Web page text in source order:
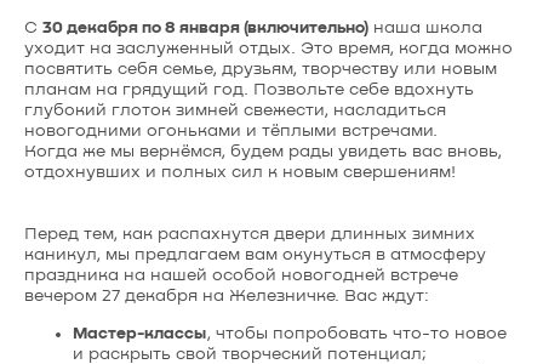
С 30 декабря по 8 января (включительно) наша школа
уходит на заслуженный отдых. Это время, когда можно
посвятить себя семье, друзьям, творчеству или новым
планам на грядущий год. Позвольте себе вдохнуть
глубокий глоток зимней свежести, насладиться
новогодними огоньками и тёплыми встречами.
Когда же мы вернёмся, будем рады увидеть вас вновь,
отдохнувших и полных сил к новым свершениям!
Перед тем, как распахнутся двери длинных зимних
каникул, мы предлагаем вам окунуться в атмосферу
праздника на нашей особой новогодней встрече
вечером 27 декабря на Железничке. Вас ждут:
Мастер-классы, чтобы попробовать что-то новое
и раскрыть свой творческий потенциал;